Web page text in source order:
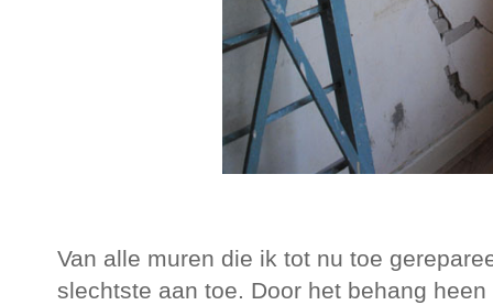
Van alle muren die ik tot nu toe
slechtste aan toe. Door het behang